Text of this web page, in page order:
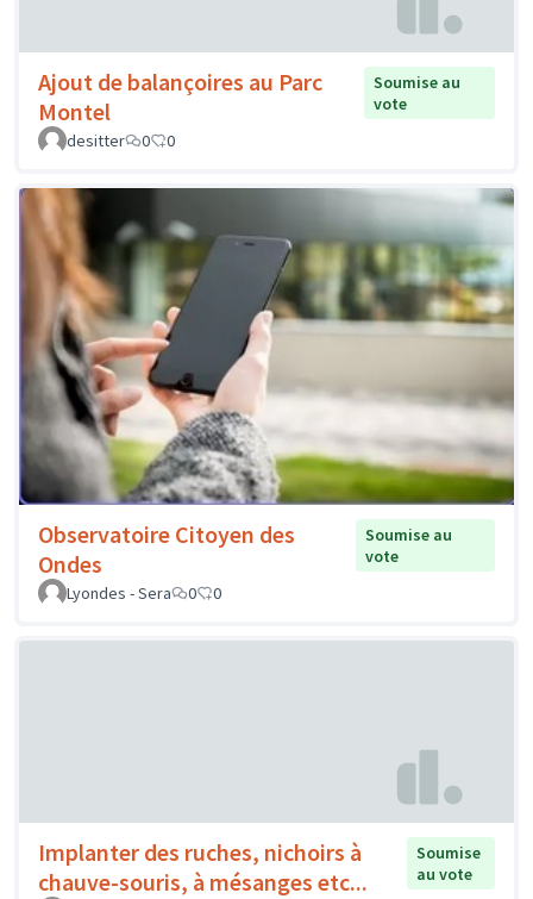
Ajout de balançoires au Parc
Montel
Soumise au
vote
desitter
0 0
Observatoire Citoyen des
Ondes
Soumise au
vote
Lyondes - Sera
0 0
Implanter des ruches, nichoirs à
chauve-souris, à mésanges etc...
Soumise
au vote